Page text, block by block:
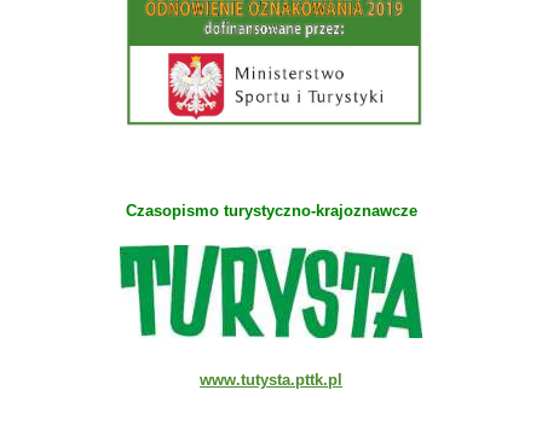
Czasopismo turystyczno-krajoznawcze
www.tutysta.pttk.pl